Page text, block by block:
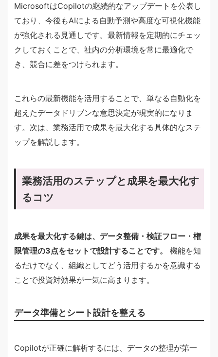
MicrosoftはCopilotの継続的なアップデートを公表し
ており、今後もAIによる自動予測や高度な可視化機能
が強化される見通しです。最新情報を定期的にチェッ
クしておくことで、社内の分析環境を常に最適化で
き、競合に差をつけられます。
これらの最新機能を活用することで、単なる自動化を
超えたデータドリブンな意思決定が現実的になりま
す。次は、業務活用で成果を最大化する具体的なステ
ップを解説します。
業務活用のステップと成果を最大化す
るコツ
​成果を最大化する鍵は、データ整備・検証フロー・権
限管理の3点をセットで設計することです。​
機能を知
るだけでなく、組織としてどう活用するかを意識する
ことで投資対効果が一気に高まります。
データ準備とシート設計を整える
Copilotが正確に解析するには、データの整理が第一